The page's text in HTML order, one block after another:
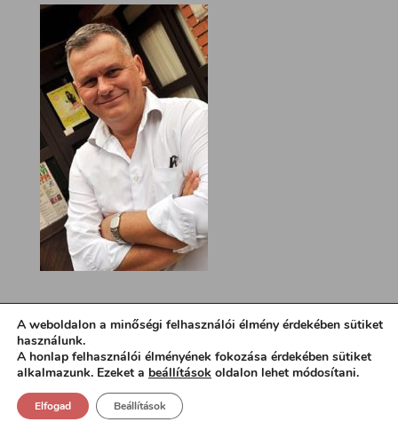
Design:
A weboldalon a minőségi felhasználói élmény érdekében sütiket
használunk.
A honlap felhasználói élményének fokozása érdekében sütiket
alkalmazunk. Ezeket a beállítások oldalon lehet módosítani.
Elfogad Beállítások